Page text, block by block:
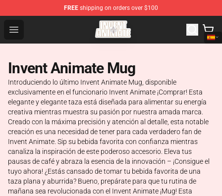
FREE shipping on orders over $100
Open menu
Invent Animate Shop - Official Invent Animate
Invent Animate Mug
Introduciendo lo último Invent Animate Mug, disponible
exclusivamente en el funcionario Invent Animate ¡Comprar! Esta
elegante y elegante taza está diseñada para alimentar su energía
creativa mientras muestra su pasión por nuestra amada marca.
Creado con la máxima precisión y atención al detalle, esta notable
creación es una necesidad de tener para cada verdadero fan de
Invent Animate. Sip su bebida favorita con confianza mientras
canaliza la inspiración de este poderoso accesorio. Eleva tus
pausas de café y abraza la esencia de la innovación – ¡Consigue el
tuyo ahora! ¿Estás cansado de tomar tu bebida favorita de una
taza plana y aburrida? Bueno, prepárate para que tu rutina de
mañana sea revolucionada con el Invent Animate ¡Mug! Esta